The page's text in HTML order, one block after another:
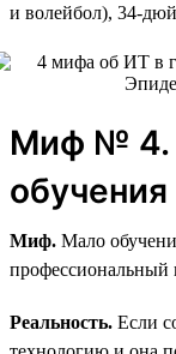
и волейбол),
Миф № 4.
обучения
Миф. Мало
профессиональный
Реальность. Если